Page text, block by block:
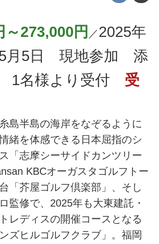
～273,000円 ／2025年
5月5日 現地参加 添
1名様より受付 受
島半島の海岸をなぞるように
緒を体感できる日本屈指のシ
「志摩シーサイドカンツリー
KBCオーガスタゴルフトー
「芥屋ゴルフ倶楽部」、そし
監修で、2025年も大東建託・
レディスの開催コースとなる
ズヒルゴルフクラブ」。福岡